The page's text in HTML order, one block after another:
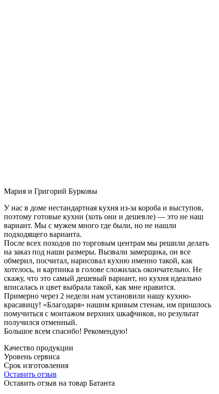
Мария и Григорий Бурковы
У нас в доме нестандартная кухня из-за короба и выступов,
поэтому готовые кухни (хоть они и дешевле) — это не наш
вариант. Мы с мужем много где были, но не нашли
подходящего варианта.
После всех походов по торговым центрам мы решили делать
на заказ под наши размеры. Вызвали замерщика, он все
обмерил, посчитал, нарисовал кухню именно такой, как
хотелось, и картинка в голове сложилась окончательно. Не
скажу, что это самый дешевый вариант, но кухня идеально
вписалась и цвет выбрала такой, как мне нравится.
Примерно через 2 недели нам установили нашу кухню-
красавицу! «Благодаря» нашим кривым стенам, им пришлось
помучиться с монтажом верхних шкафчиков, но результат
получился отменный.
Большое всем спасибо! Рекомендую!
Качество продукции
Уровень сервиса
Срок изготовления
Оставить отзыв
Оставить отзыв на товар Батанта